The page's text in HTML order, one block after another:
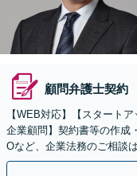
顧問弁護士契約
【WEB対応】【スタート
企業顧問】契約書等の作成
Oなど、企業法務のご相談
確に対応を進めてまいりま